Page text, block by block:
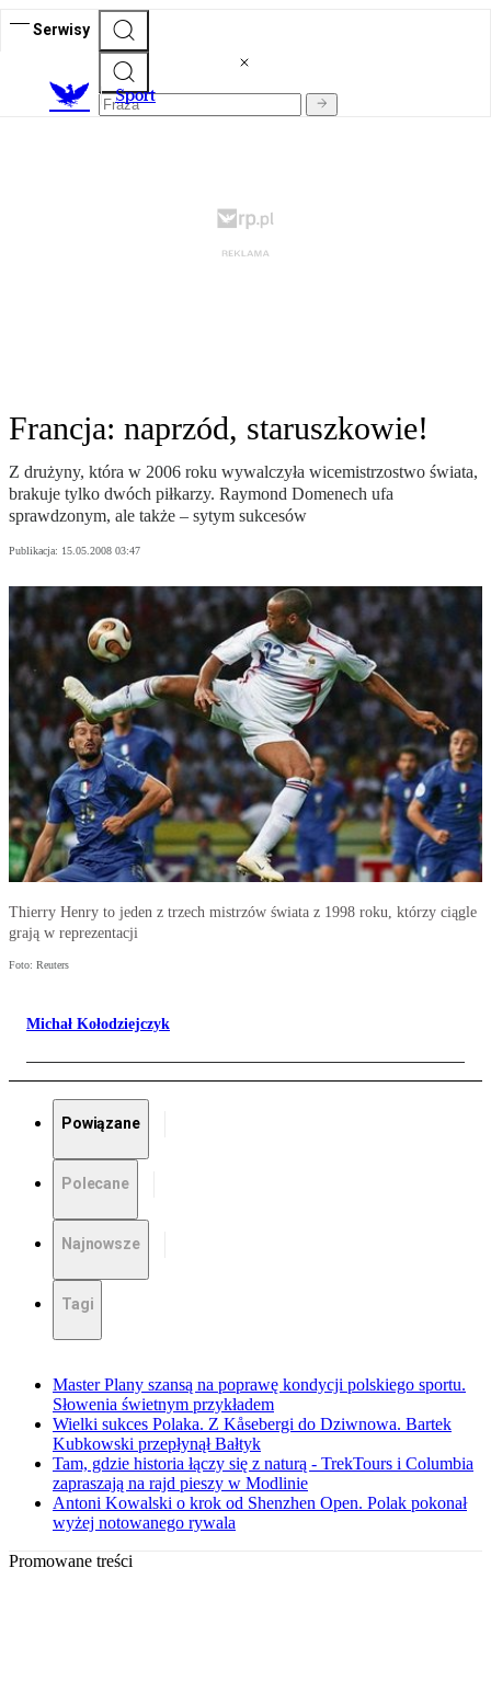
Serwisy
Sport
Francja: naprzód, staruszkowie!
Z drużyny, która w 2006 roku wywalczyła wicemistrzostwo świata,
brakuje tylko dwóch piłkarzy. Raymond Domenech ufa
sprawdzonym, ale także – sytym sukcesów
Publikacja: 15.05.2008 03:47
Thierry Henry to jeden z trzech mistrzów świata z 1998 roku, którzy ciągle
grają w reprezentacji
Foto: Reuters
Michał Kołodziejczyk
Powiązane
Polecane
Najnowsze
Tagi
Master Plany szansą na poprawę kondycji polskiego sportu.
Słowenia świetnym przykładem
Wielki sukces Polaka. Z Kåsebergi do Dziwnowa. Bartek
Kubkowski przepłynął Bałtyk
Tam, gdzie historia łączy się z naturą - TrekTours i Columbia
zapraszają na rajd pieszy w Modlinie
Antoni Kowalski o krok od Shenzhen Open. Polak pokonał
wyżej notowanego rywala
Promowane treści